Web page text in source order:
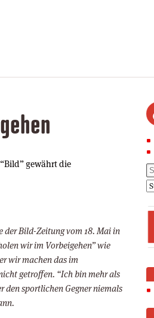
gewährt die
der Bild-Zeitung vom 18. Mai in
wir im Vorbeigehen” wie
wir machen das im
getroffen. “Ich bin mehr als
den sportlichen Gegner niemals